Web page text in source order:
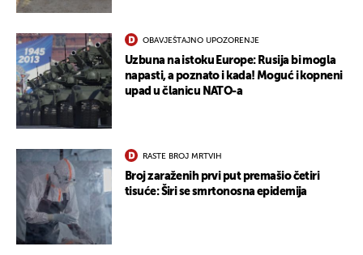
OBAVJEŠTAJNO UPOZORENJE
Uzbuna na istoku Europe: Rusija bi mogla
napasti, a poznato i kada! Moguć i kopneni
upad u članicu NATO-a
RASTE BROJ MRTVIH
Broj zaraženih prvi put premašio četiri
tisuće: Širi se smrtonosna epidemija